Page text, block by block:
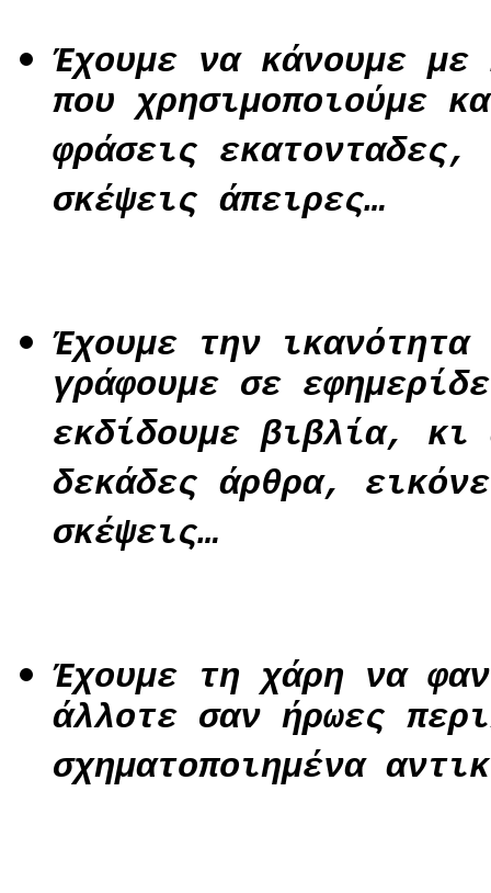
Έχουμε να κάνουμε
που χρησιμοποιούμε
φράσεις
σκέψεις άπειρες…
Έχουμε την
γράφουμε σε
εκδίδουμε βιβλία, κι
δεκάδες άρθρα,
σκέψεις…
Έχουμε τη χάρη να
άλλοτε σαν ήρωες
σχηματοποιημένα